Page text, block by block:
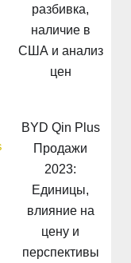
разбивка,
наличие в
США и анализ
цен
BYD Qin Plus
Продажи
2023:
Единицы,
влияние на
цену и
перспективы